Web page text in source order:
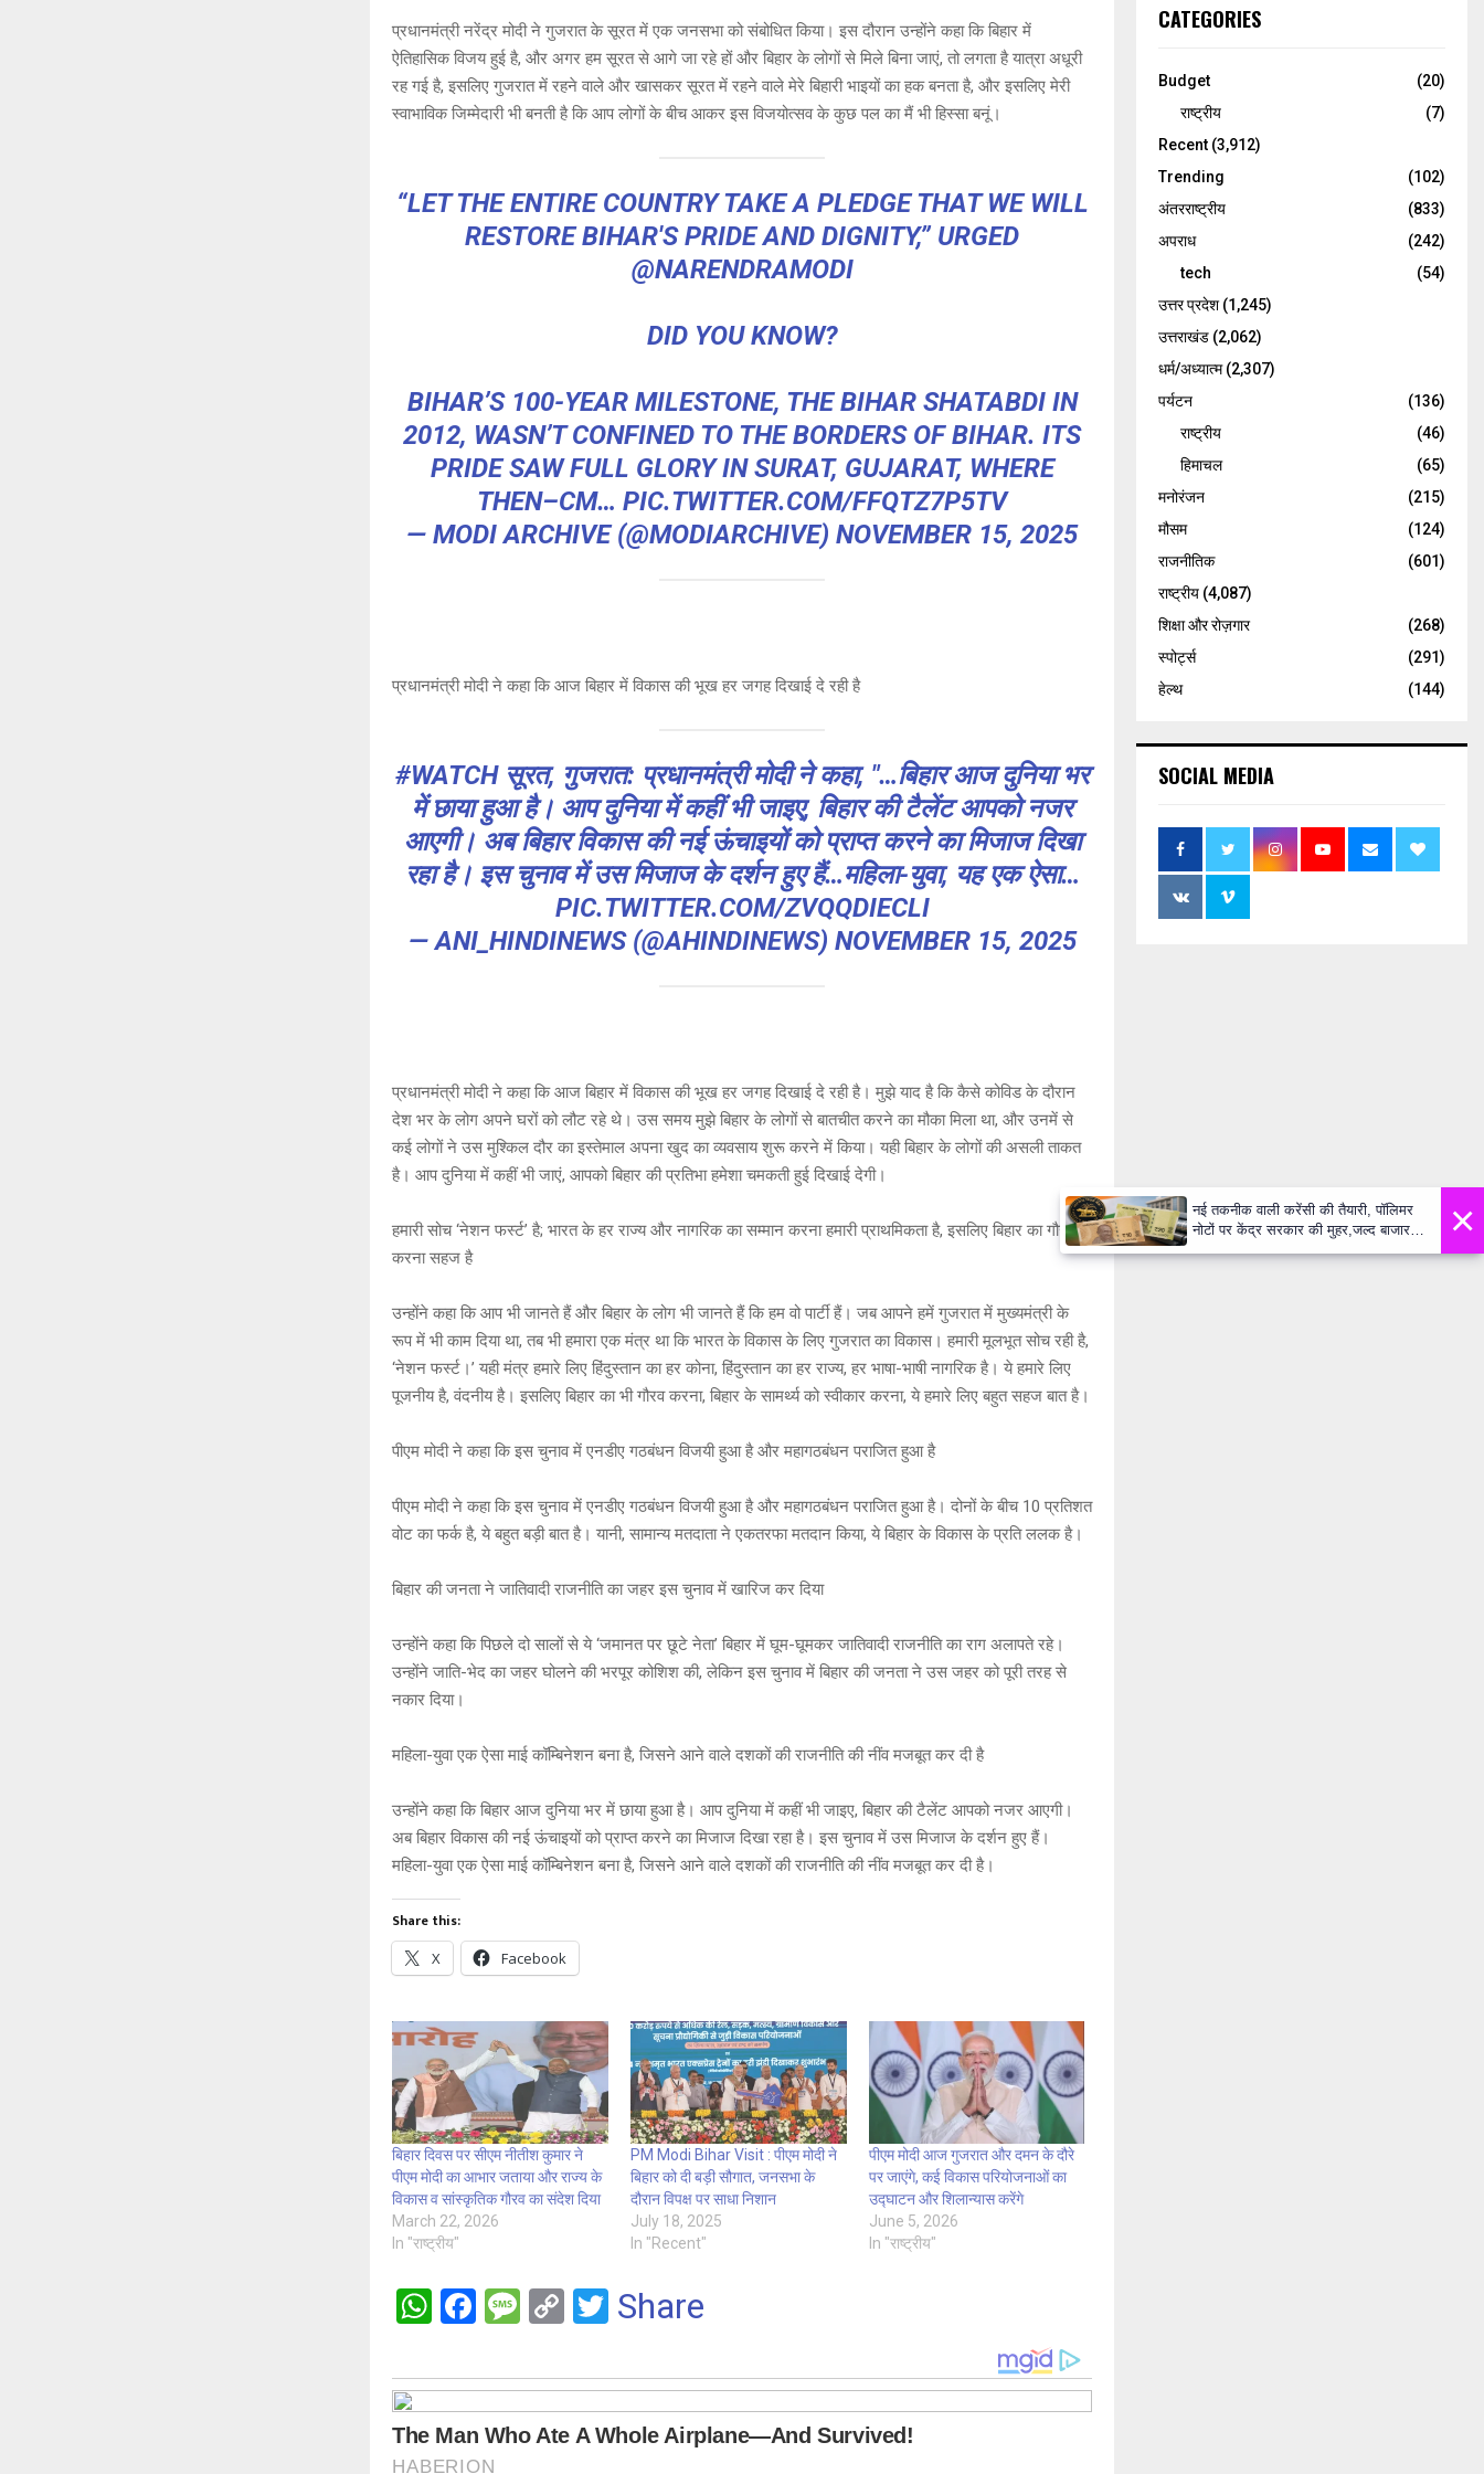
h
at
s
A
p
a
ce
b
o
k
es
s
a
g
o
py
Li
n
wi
tt
er
प्रधानमंत्री नरेंद्र मोदी ने गुजरात के सूरत में एक जनसभा को संबोधित किया। इस दौरान उन्होंने कहा कि बिहार में
ऐतिहासिक विजय हुई है, और अगर हम सूरत से आगे जा रहे हों और बिहार के लोगों से मिले बिना जाएं, तो लगता है यात्रा अधूरी
रह गई है, इसलिए गुजरात में रहने वाले और खासकर सूरत में रहने वाले मेरे बिहारी भाइयों का हक बनता है, और इसलिए मेरी
स्वाभाविक जिम्मेदारी भी बनती है कि आप लोगों के बीच आकर इस विजयोत्सव के कुछ पल का मैं भी हिस्सा बनूं।
“LET THE ENTIRE COUNTRY TAKE A PLEDGE THAT WE WILL
RESTORE BIHAR'S PRIDE AND DIGNITY,” URGED
@NARENDRAMODI
DID YOU KNOW?
BIHAR’S 100-YEAR MILESTONE, THE BIHAR SHATABDI IN
2012, WASN’T CONFINED TO THE BORDERS OF BIHAR. ITS
PRIDE SAW FULL GLORY IN SURAT, GUJARAT, WHERE
THEN–CM… PIC.TWITTER.COM/FFQTZ7P5TV
— MODI ARCHIVE (@MODIARCHIVE) NOVEMBER 15, 2025
प्रधानमंत्री मोदी ने कहा कि आज बिहार में विकास की भूख हर जगह दिखाई दे रही है
#WATCHसूरत, गुजरात: प्रधानमंत्री मोदी ने कहा, "…बिहार आज दुनिया भर
में छाया हुआ है। आप दुनिया में कहीं भी जाइए, बिहार की टैलेंट आपको नजर
आएगी। अब बिहार विकास की नई ऊंचाइयों को प्राप्त करने का मिजाज दिखा
रहा है। इस चुनाव में उस मिजाज के दर्शन हुए हैं…महिला-युवा, यह एक ऐसा…
PIC.TWITTER.COM/ZVQQDIECLI
— ANI_HINDINEWS (@AHINDINEWS) NOVEMBER 15, 2025
प्रधानमंत्री मोदी ने कहा कि आज बिहार में विकास की भूख हर जगह दिखाई दे रही है। मुझे याद है कि कैसे कोविड के दौरान
देश भर के लोग अपने घरों को लौट रहे थे। उस समय मुझे बिहार के लोगों से बातचीत करने का मौका मिला था, और उनमें से
कई लोगों ने उस मुश्किल दौर का इस्तेमाल अपना खुद का व्यवसाय शुरू करने में किया। यही बिहार के लोगों की असली ताकत
है। आप दुनिया में कहीं भी जाएं, आपको बिहार की प्रतिभा हमेशा चमकती हुई दिखाई देगी।
हमारी सोच ‘नेशन फर्स्ट’ है; भारत के हर राज्य और नागरिक का सम्मान करना हमारी प्राथमिकता है, इसलिए बिहार का गौरव
करना सहज है
उन्होंने कहा कि आप भी जानते हैं और बिहार के लोग भी जानते हैं कि हम वो पार्टी हैं। जब आपने हमें गुजरात में मुख्यमंत्री के
रूप में भी काम दिया था, तब भी हमारा एक मंत्र था कि भारत के विकास के लिए गुजरात का विकास। हमारी मूलभूत सोच रही है,
‘नेशन फर्स्ट।’ यही मंत्र हमारे लिए हिंदुस्तान का हर कोना, हिंदुस्तान का हर राज्य, हर भाषा-भाषी नागरिक है। ये हमारे लिए
पूजनीय है, वंदनीय है। इसलिए बिहार का भी गौरव करना, बिहार के सामर्थ्य को स्वीकार करना, ये हमारे लिए बहुत सहज बात है।
पीएम मोदी ने कहा कि इस चुनाव में एनडीए गठबंधन विजयी हुआ है और महागठबंधन पराजित हुआ है
पीएम मोदी ने कहा कि इस चुनाव में एनडीए गठबंधन विजयी हुआ है और महागठबंधन पराजित हुआ है। दोनों के बीच 10 प्रतिशत
वोट का फर्क है, ये बहुत बड़ी बात है। यानी, सामान्य मतदाता ने एकतरफा मतदान किया, ये बिहार के विकास के प्रति ललक है।
बिहार की जनता ने जातिवादी राजनीति का जहर इस चुनाव में खारिज कर दिया
उन्होंने कहा कि पिछले दो सालों से ये ‘जमानत पर छूटे नेता’ बिहार में घूम-घूमकर जातिवादी राजनीति का राग अलापते रहे।
उन्होंने जाति-भेद का जहर घोलने की भरपूर कोशिश की, लेकिन इस चुनाव में बिहार की जनता ने उस जहर को पूरी तरह से
नकार दिया।
महिला-युवा एक ऐसा माई कॉम्बिनेशन बना है, जिसने आने वाले दशकों की राजनीति की नींव मजबूत कर दी है
उन्होंने कहा कि बिहार आज दुनिया भर में छाया हुआ है। आप दुनिया में कहीं भी जाइए, बिहार की टैलेंट आपको नजर आएगी।
अब बिहार विकास की नई ऊंचाइयों को प्राप्त करने का मिजाज दिखा रहा है। इस चुनाव में उस मिजाज के दर्शन हुए हैं।
महिला-युवा एक ऐसा माई कॉम्बिनेशन बना है, जिसने आने वाले दशकों की राजनीति की नींव मजबूत कर दी है।
Share this:
X Facebook
बिहार दिवस पर सीएम नीतीश कुमार ने
पीएम मोदी का आभार जताया और राज्य के
विकास व सांस्कृतिक गौरव का संदेश दिया
March 22, 2026
In "राष्ट्रीय"
PM Modi Bihar Visit : पीएम मोदी ने
बिहार को दी बड़ी सौगात, जनसभा के
दौरान विपक्ष पर साधा निशान
July 18, 2025
In "Recent"
पीएम मोदी आज गुजरात और दमन के दौरे
पर जाएंगे, कई विकास परियोजनाओं का
उद्घाटन और शिलान्यास करेंगे
June 5, 2026
In "राष्ट्रीय"
W
at
s
A
F
ce
b
o
M
s
a
g
C
py
Li
n
T
tt
er
Share
CATEGORIES
Budget
(20)
राष्ट्रीय
(7)
Recent (3,912)
Trending
(102)
अंतरराष्ट्रीय
(833)
अपराध
(242)
tech
(54)
उत्तर प्रदेश(1,245)
उत्तराखंड (2,062)
धर्म/अध्यात्म(2,307)
पर्यटन
(136)
राष्ट्रीय
(46)
हिमाचल
(65)
मनोरंजन
(215)
मौसम
(124)
राजनीतिक
(601)
राष्ट्रीय (4,087)
शिक्षा और रोज़गार
(268)
स्पोर्ट्स
(291)
हेल्थ
(144)
SOCIAL MEDIA
×
नई तकनीक वाली करेंसी की तैयारी, पॉलिमर
नोटों पर केंद्र सरकार की मुहर,जल्द बाजार में
दिखेंगे प्लास्टिक के ₹10 और ₹20 के नोट -